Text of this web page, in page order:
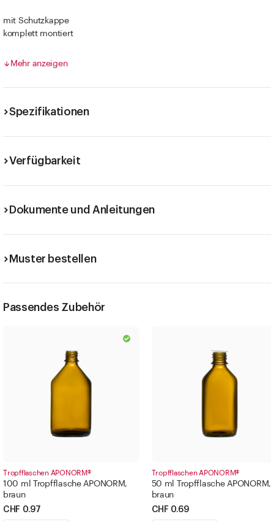
mit Schutzkappe
komplett montiert
Steigrohrlänge manuell anpassen
Mehr anzeigen
Spezifikationen
Verfügbarkeit
Dokumente und Anleitungen
Muster bestellen
Passendes Zubehör
Tropfflaschen APONORM®
100 ml Tropfflasche APONORM,
braun
CHF 0.97
Tropfflaschen APONORM®
50 ml Tropfflasche APONORM,
braun
CHF 0.69